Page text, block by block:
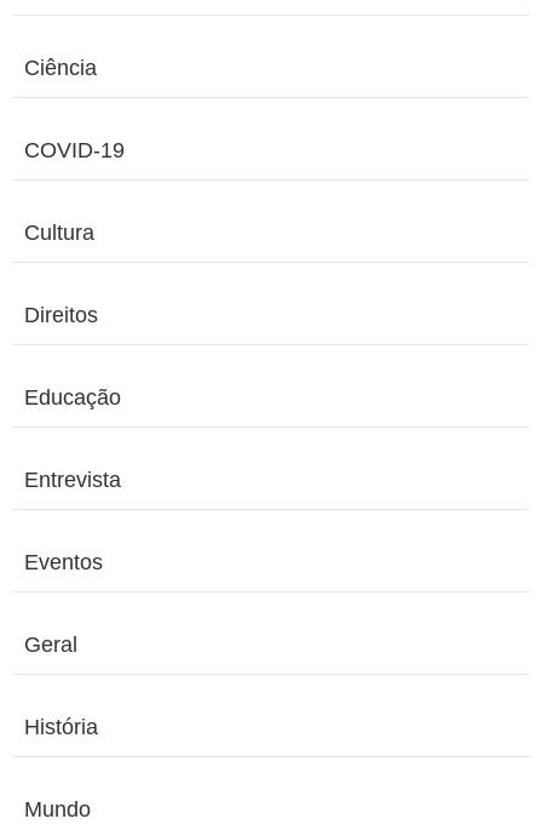
Ciência
COVID-19
Cultura
Direitos
Educação
Entrevista
Eventos
Geral
História
Mundo